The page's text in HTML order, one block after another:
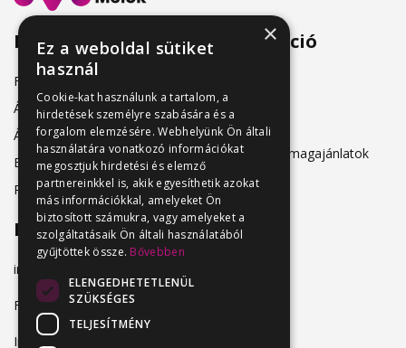
Menü
Friss állásajánlatok
Álláshirdetőknek
Álláskeresőknek
Belépés
Regisztráció
Információ
Adatkezelés
Hirdetési csomagajánlatok
Elérhetőség
info@vendeglatosmelok.hu
Facebook
Instagram
×
Ez a weboldal sütiket
használ
Cookie-kat használunk a tartalom, a
hirdetések személyre szabására és a
forgalom elemzésére. Webhelyünk Ön általi
használatára vonatkozó információkat
megosztjuk hirdetési és elemző
partnereinkkel is, akik egyesíthetik azokat
más információkkal, amelyeket Ön
biztosított számukra, vagy amelyeket a
szolgáltatásaik Ön általi használatából
gyűjtöttek össze. Bővebben
ELENGEDHETETLENÜL
SZÜKSÉGES
TELJESÍTMÉNY